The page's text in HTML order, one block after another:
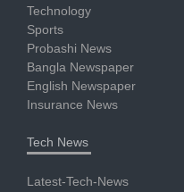
Technology
Sports
Probashi News
Bangla Newspaper
English Newspaper
Insurance News
Tech News
Latest-Tech-News